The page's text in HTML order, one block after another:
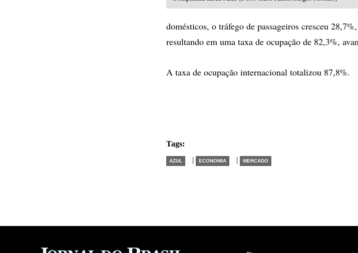
domésticos, o tráfego de passageiros cresceu
resultando em uma taxa de ocupação de 82,3%,
A taxa de ocupação internacional totalizou 87,8%.
Tags:
AZUL | ECONOMIA | MERCADO